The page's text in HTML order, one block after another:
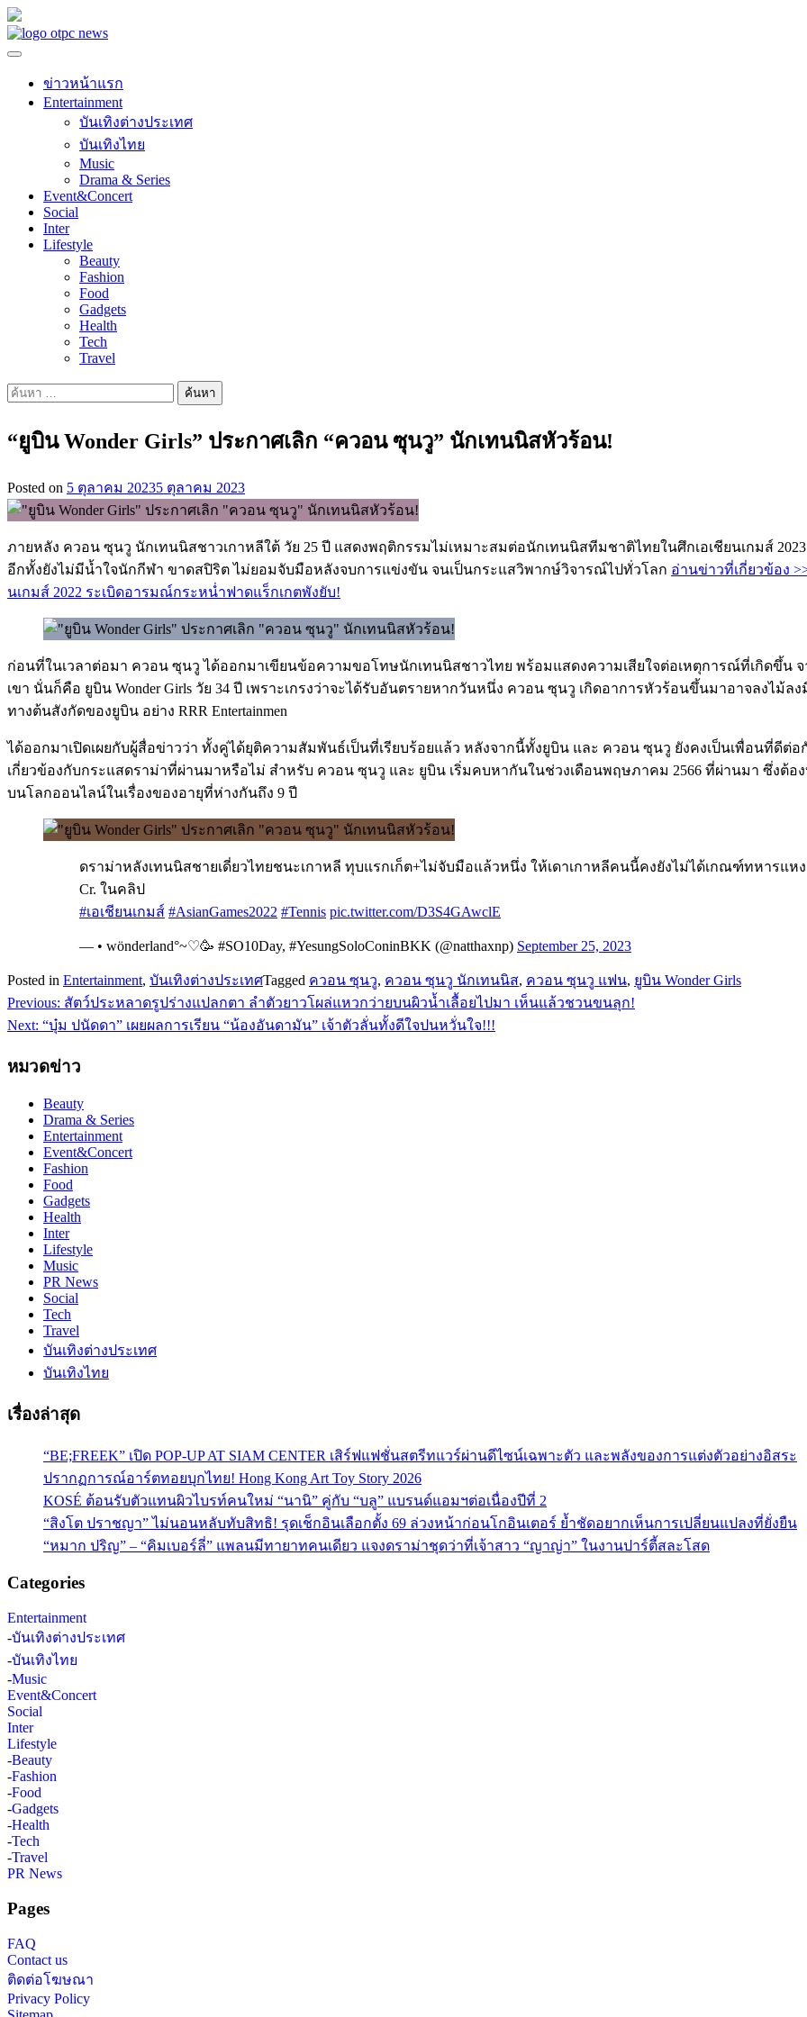
Skip
to
ข่าวหน้าแรก
Entertainment
บันเทิงต่างประเทศ
บันเทิงไทย
Music
Drama & Series
Event&Concert
Social
Inter
Lifestyle
Beauty
Fashion
Food
Gadgets
Health
Tech
Travel
ค้นหา
“ยูบิน Wonder Girls” ประกาศเลิก “ควอน ซุนวู” นักเทนนิสหัวร้อน!
Posted on 5 ตุลาคม 20235 ตุลาคม 2023
ภายหลัง ควอน ซุนวู นักเทนนิสชาวเกาหลีใต้ วัย 25 ปี แสดงพฤติกรรมไม่เหมาะสมต่อนักเทนนิสทีมชาติไทยในศึกเอเชียนเกมส์
อีกทั้งยังไม่มีน้ำใจนักกีฬา ขาดสปิริต ไม่ยอมจับมือหลังจบการแข่งขัน จนเป็นกระแสวิพากษ์วิจารณ์ไปทั่วโลก อ่านข่าวที่เกี่ยวข้อง
นเกมส์ 2022 ระเบิดอารมณ์กระหน่ำฟาดแร็กเกตพังยับ!
ก่อนที่ในเวลาต่อมา ควอน ซุนวู ได้ออกมาเขียนข้อความขอโทษนักเทนนิสชาวไทย พร้อมแสดงความเสียใจต่อเหตุการณ์ที่เกิดขึ้น
เขา นั่นก็คือ ยูบิน Wonder Girls วัย 34 ปี เพราะเกรงว่าจะได้รับอันตรายหากวันหนึ่ง ควอน ซุนวู เกิดอาการหัวร้อนขึ้นมาอาจลงไ
ทางต้นสังกัดของยูบิน อย่าง RRR Entertainmen
ได้ออกมาเปิดเผยกับผู้สื่อข่าวว่า ทั้งคู่ได้ยุติความสัมพันธ์เป็นที่เรียบร้อยแล้ว หลังจากนี้ทั้งยูบิน และ ควอน ซุนวู ยังคงเป็นเพื่อนที่ดีต่
เกี่ยวข้องกับกระแสดราม่าที่ผ่านมาหรือไม่ สำหรับ ควอน ซุนวู และ ยูบิน เริ่มคบหากันในช่วงเดือนพฤษภาคม 2566 ที่ผ่านมา ซึ่ง
บนโลกออนไลน์ในเรื่องของอายุที่ห่างกันถึง 9 ปี
ดราม่าหลังเทนนิสชายเดี่ยวไทยชนะเกาหลี ทุบแรกเก็ต+ไม่จับมือแล้วหนึ่ง ให้เดาเกาหลีคนนี้คงยังไม่ได้เกณฑ์ทหารแห
Cr. ในคลิป
#เอเชียนเกมส์ #AsianGames2022 #Tennis pic.twitter.com/D3S4GAwclE
— • wönderland°~♡🥳 #SO10Day, #YesungSoloConinBKK (@natthaxnp) September 25, 2023
Posted in Entertainment, บันเทิงต่างประเทศTagged ควอน ซุนวู, ควอน ซุนวู นักเทนนิส, ควอน ซุนวู แฟน, ยูบิน Wonder Girls
แนะแนว
Previous: สัตว์ประหลาดรูปร่างแปลกตา ลำตัวยาวโผล่แหวกว่ายบนผิวน้ำเลื้อยไปมา เห็นแล้วชวนขนลุก!
Next: “บุ๋ม ปนัดดา” เผยผลการเรียน “น้องอันดามัน” เจ้าตัวลั่นทั้งดีใจปนหวั่นใจ!!!
หมวดข่าว
Beauty
Drama & Series
Entertainment
Event&Concert
Fashion
Food
Gadgets
Health
Inter
Lifestyle
Music
PR News
Social
Tech
Travel
บันเทิงต่างประเทศ
บันเทิงไทย
เรื่องล่าสุด
“BE;FREEK” เปิด POP-UP AT SIAM CENTER เสิร์ฟแฟชั่นสตรีทแวร์ผ่านดีไซน์เฉพาะตัว และพลังของการแต่งตัวอย่างอิสระ
ปรากฏการณ์อาร์ตทอยบุกไทย! Hong Kong Art Toy Story 2026
KOSÉ ต้อนรับตัวแทนผิวไบรท์คนใหม่ “นานิ” คู่กับ “บลู” แบรนด์แอมฯต่อเนื่องปีที่ 2
“สิงโต ปราชญา” ไม่นอนหลับทับสิทธิ! รุดเช็กอินเลือกตั้ง 69 ล่วงหน้าก่อนโกอินเตอร์ ย้ำชัดอยากเห็นการเปลี่ยนแปลงที่ยั่งยืน
“หมาก ปริญ” – “คิมเบอร์ลี่” แพลนมีทายาทคนเดียว แจงดราม่าชุดว่าที่เจ้าสาว “ญาญ่า” ในงานปาร์ตี้สละโสด
Categories
Entertainment
-บันเทิงต่างประเทศ
-บันเทิงไทย
-Music
Event&Concert
Social
Inter
Lifestyle
-Beauty
-Fashion
-Food
-Gadgets
-Health
-Tech
-Travel
PR News
Pages
FAQ
Contact us
ติดต่อโฆษณา
Privacy Policy